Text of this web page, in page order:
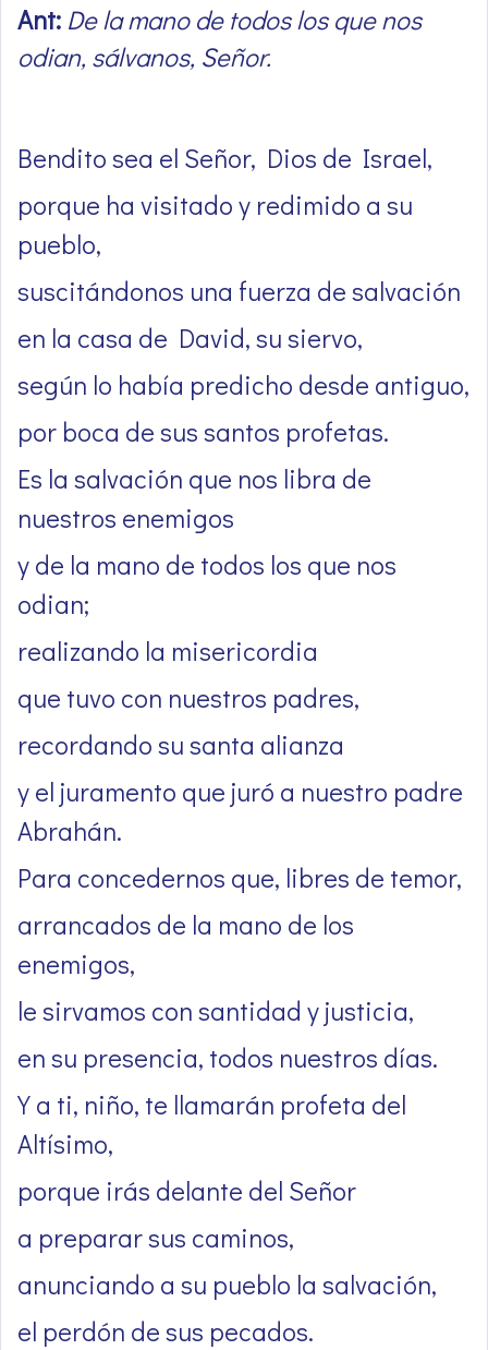
Ant: De la mano de todos los que nos
odian, sálvanos, Señor.
Bendito sea el Señor, Dios de Israel,
porque ha visitado y redimido a su
pueblo,
suscitándonos una fuerza de salvación
en la casa de David, su siervo,
según lo había predicho desde antiguo,
por boca de sus santos profetas.
Es la salvación que nos libra de
nuestros enemigos
y de la mano de todos los que nos
odian;
realizando la misericordia
que tuvo con nuestros padres,
recordando su santa alianza
y el juramento que juró a nuestro padre
Abrahán.
Para concedernos que, libres de temor,
arrancados de la mano de los
enemigos,
le sirvamos con santidad y justicia,
en su presencia, todos nuestros días.
Y a ti, niño, te llamarán profeta del
Altísimo,
porque irás delante del Señor
a preparar sus caminos,
anunciando a su pueblo la salvación,
el perdón de sus pecados.